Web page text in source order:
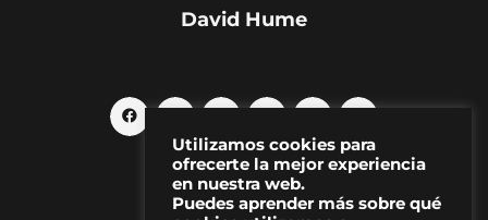
David Hume
Utilizamos cookies para
ofrecerte la mejor experiencia
en nuestra web.
Puedes aprender más sobre qué